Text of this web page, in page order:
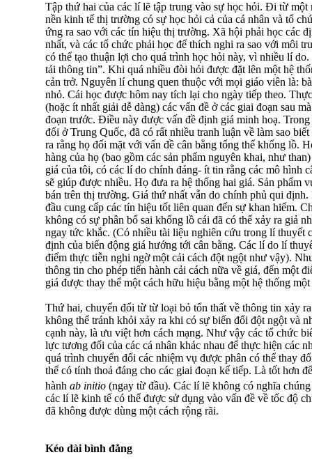
Tập thứ hai của các lí lẽ tập trung vào sự học hỏi. Đi từ một
nền kinh tế thị trường có sự học hỏi cả của cá nhân và tổ
ứng ra sao với các tín hiệu thị trường. Xã hội phải học các
nhất, và các tổ chức phải học để thích nghi ra sao với môi
có thể tạo thuận lợi cho quá trình học hỏi này, vì nhiều lí
tải thông tin”. Khi quá nhiều đòi hỏi được đặt lên một hệ
cản trở. Nguyên lí chung quen thuộc với mọi giáo viên là:
nhỏ. Cái học được hôm nay tích lại cho ngày tiếp theo.
(hoặc ít nhất giải dễ dàng) các vấn đề ở các giai đoạn sau
đoạn trước. Điều này được vấn đề định giá minh hoạ.
đổi ở Trung Quốc, đã có rất nhiều tranh luận về làm sao
ra rằng họ đối mặt với vấn đề cân bằng tổng thể khổng lồ.
hàng của họ (bao gồm các sản phẩm nguyên khai, như
giá của tôi, có các lí do chính đáng- ít tin rằng các mô hình
sẽ giúp được nhiều. Họ đưa ra hệ thống hai giá. Sản phẩm
bán trên thị trường. Giá thứ nhất vẫn do chính phủ qui
đầu cung cấp các tín hiệu tốt liên quan đến sự khan hiếm.
không có sự phân bổ sai khổng lồ cái đã có thể xảy ra giả
ngay tức khắc. (Có nhiều tài liệu nghiên cứu trong lí thuyết
định của biến động giá hướng tới cân bằng. Các lí do lí
điểm thực tiễn nghi ngờ một cải cách đột ngột như vậy).
thông tin cho phép tiến hành cải cách nữa về giá, đến một
giá được thay thế một cách hữu hiệu bằng một hệ thống
Thứ hai, chuyển đổi từ từ loại bỏ tổn thất về thông tin xảy
không thể tránh khỏi xảy ra khi có sự biến đổi đột ngột và
cạnh này, là ưu việt hơn cách mạng. Như vậy các tổ chức
lực tương đối của các cá nhân khác nhau để thực hiện các
quá trình chuyển đổi các nhiệm vụ được phân có thể thay
thể có tính thoả đáng cho các giai đoạn kế tiếp. Là tốt hơn
hành ab initio (ngay từ đầu). Các lí lẽ không có nghĩa
các lí lẽ kinh tế có thể được sử dụng vào vấn đề về tốc độ
đã không được dùng một cách rộng rãi.
Kéo dài bình đẳng